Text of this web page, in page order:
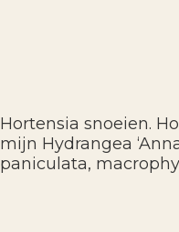
Hortensia snoeien.
mijn Hydrangea
paniculata,